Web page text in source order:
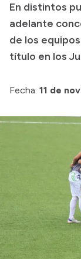
Boletín Oficial
Compras y
Consulta de
Convocatorias
En distintos
adelante
de los
título en los
Fecha: 11 de